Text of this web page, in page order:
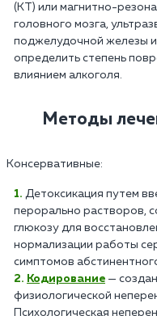
(КТ) или магнитно-
головного мозга,
поджелудочной железы
определить степень
влиянием алкоголя.
Методы
Консервативные:
Детоксикация путем
перорально растворов,
глюкозу для
нормализации работы
симптомов
Кодирование —
физиологической
Психологическая